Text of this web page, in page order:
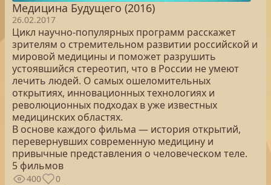
Медицина Будущего (2016)
26.02.2017
Цикл научно-популярных программ расскажет
зрителям о стремительном развитии российской и
мировой медицины и поможет разрушить
устоявшийся стереотип, что в России не умеют
лечить людей. О самых ошеломительных
открытиях, инновационных технологиях и
революционных подходах в уже известных
медицинских областях.
В основе каждого фильма — история открытий,
перевернувших современную медицину и
привычные представления о человеческом теле.
5 фильмов
400 0